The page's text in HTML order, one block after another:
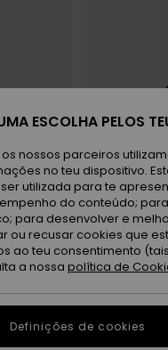
ESCOLHA PELOS
os nossos parceiros
no teu dispositivo.
utilizada para te
do conteúdo;
para desenvolver e
ou recusar cookies que
ao teu consentimento
a nossa política de
Definições de cookies